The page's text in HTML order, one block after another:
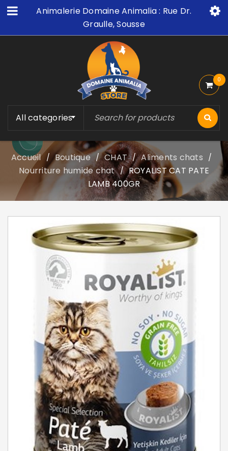
Animalerie Domaine Animalia : Rue Dr.
Graulle, Sousse
All categories
0
Accueil / Boutique / CHAT / Aliments chats /
Nourriture humide chat / ROYALIST CAT PATE
LAMB 400GR